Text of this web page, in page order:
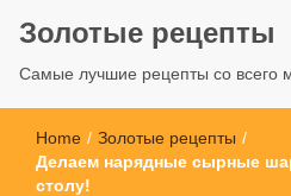
Золотые рецепты
Самые лучшие рецепты со всего
Home / Золотые рецепты /
Делаем нарядные сырные
столу!